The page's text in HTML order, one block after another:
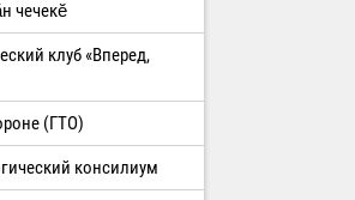
чечекĕ
клуб «Вперед,
(ГТО)
консилиум